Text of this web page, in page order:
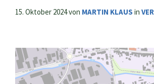
15. Oktober 2024von MARTIN KLAUS in